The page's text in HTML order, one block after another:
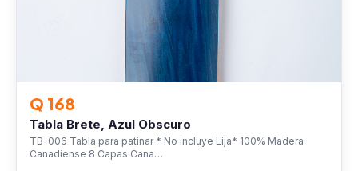
Q 168
Tabla Brete, Azul Obscuro
TB-006 Tabla para patinar * No incluye Lija* 100% Madera
Canadiense 8 Capas Cana…